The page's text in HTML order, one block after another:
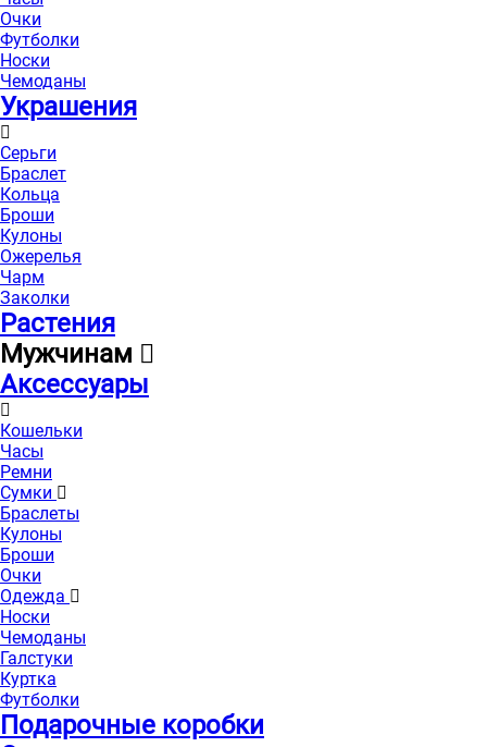
Очки
Футболки
Носки
Чемоданы
Украшения
Серьги
Браслет
Кольца
Броши
Кулоны
Ожерелья
Чарм
Заколки
Растения
Мужчинам
Аксессуары
Кошельки
Часы
Ремни
Сумки
Браслеты
Кулоны
Броши
Очки
Одежда
Носки
Чемоданы
Галстуки
Куртка
Футболки
Подарочные коробки